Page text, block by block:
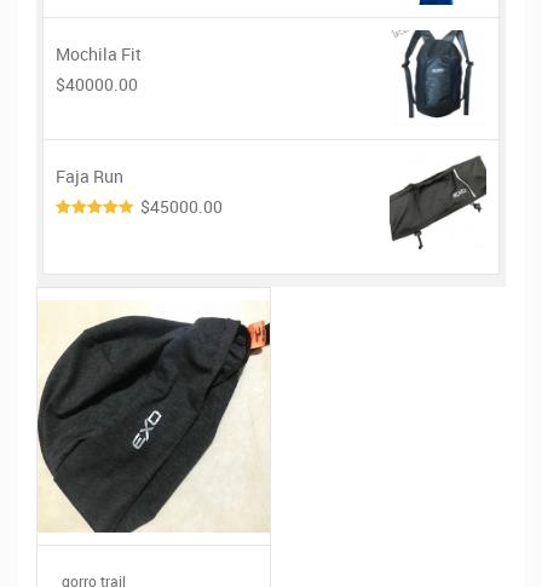
Mochila Fit
$40000.00
Faja Run
$45000.00
gorro trail